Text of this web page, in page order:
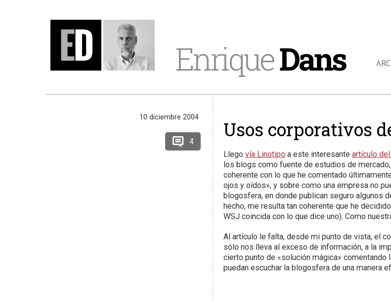
EnriqueDans
Usos corporativos
Llegovía Linotipo a este interesanteartículo
los blogs como fuente de estudios de
coherente con lo que he comentado
ojos y oídos», y sobre como una empresa no
blogosfera, en donde publican seguro algunos
hecho, me resulta tan coherente que he
WSJ coincida con lo que dice uno). Como
Al artículo le falta, desde mi punto de vista, el
sólo nos lleva al exceso de información, a la
cierto punto de «solución mágica» comentando
puedan escuchar la blogosfera de una manera
10 diciembre 2004
4